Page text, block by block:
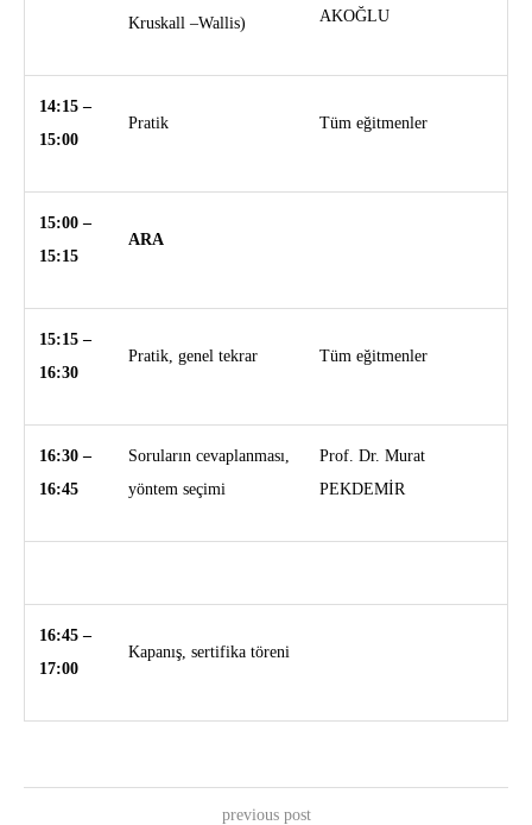
Kruskall –Wallis)
AKOĞLU
14:15 –
15:00
Pratik Tüm eğitmenler
15:00 –
15:15
ARA
15:15 –
16:30
Pratik, genel tekrar Tüm eğitmenler
16:30 –
16:45
Soruların cevaplanması,
yöntem seçimi
Prof. Dr. Murat
PEKDEMİR
16:45 –
17:00
Kapanış, sertifika töreni
previous post